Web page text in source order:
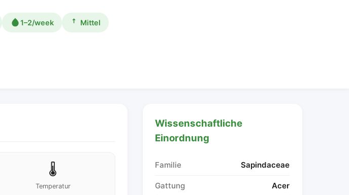
1–2/week Mittel
🌡️
Temperatur
Wissenschaftliche
Einordnung
Familie Sapindaceae
Gattung Acer